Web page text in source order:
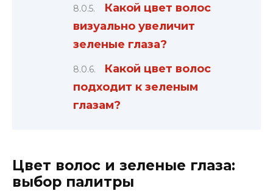
Какой цвет волос
визуально увеличит
зеленые глаза?
Какой цвет волос
подходит к зеленым
глазам?
Цвет волос и зеленые глаза:
выбор палитры